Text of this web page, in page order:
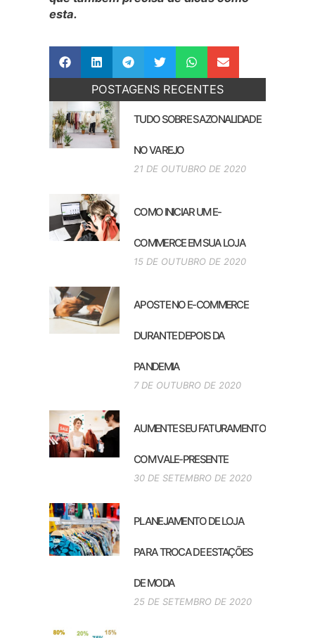
esta.
POSTAGENS RECENTES
TUDO SOBRE SAZONALIDADE
NO VAREJO
21 DE OUTUBRO DE 2020
COMO INICIAR UM E-
COMMERCE EM SUA LOJA
15 DE OUTUBRO DE 2020
APOSTE NO E-COMMERCE
DURANTE DEPOIS DA
PANDEMIA
7 DE OUTUBRO DE 2020
AUMENTE SEU FATURAMENTO
COM VALE-PRESENTE
30 DE SETEMBRO DE 2020
PLANEJAMENTO DE LOJA
PARA TROCA DE ESTAÇÕES
DE MODA
25 DE SETEMBRO DE 2020